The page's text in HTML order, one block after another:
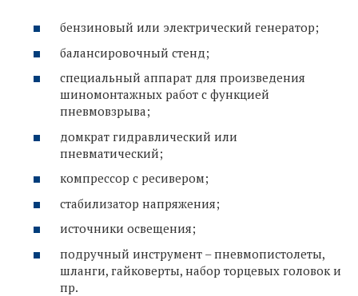
бензиновый или электрический генератор;
балансировочный стенд;
специальный аппарат для произведения
шиномонтажных работ с функцией
пневмовзрыва;
домкрат гидравлический или
пневматический;
компрессор с ресивером;
стабилизатор напряжения;
источники освещения;
подручный инструмент – пневмопистолеты,
шланги, гайковерты, набор торцевых головок и
пр.